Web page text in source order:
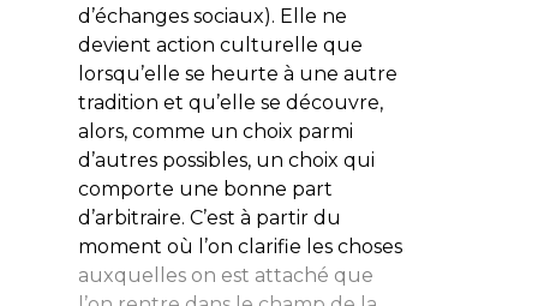
d’échanges sociaux). Elle ne
devient action culturelle que
lorsqu’elle se heurte à une autre
tradition et qu’elle se découvre,
alors, comme un choix parmi
d’autres possibles, un choix qui
comporte une bonne part
d’arbitraire. C’est à partir du
moment où l’on clarifie les choses
auxquelles on est attaché que